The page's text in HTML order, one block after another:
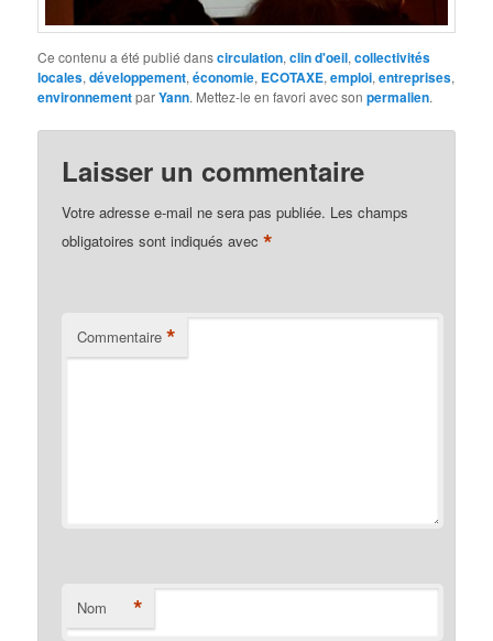
Ce contenu a été publié danscirculation,clin d'oeil,collectivités
locales,développement,économie, ECOTAXE,emploi,entreprises,
environnementparYann. Mettez-le en favori avec sonpermalien.
Laisser un commentaire
Votre adresse e-mail ne sera pas publiée. Les champs
obligatoires sont indiqués avec*
Commentaire *
Nom *